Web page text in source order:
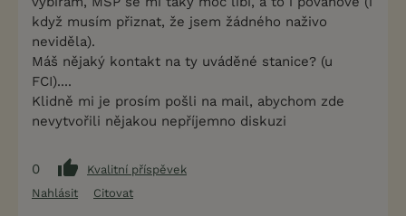
když musím přiznat, že jsem žádného naživo
neviděla).
Máš nějaký kontakt na ty uváděné stanice? (u
FCI)....
Klidně mi je prosím pošli na mail, abychom zde
nevytvořili nějakou nepříjemno diskuzi
0
Kvalitní příspěvek
Nahlásit
Citovat